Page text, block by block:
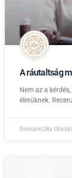
A ráutaltság
Nem az a
életüknek.
Domaniczky